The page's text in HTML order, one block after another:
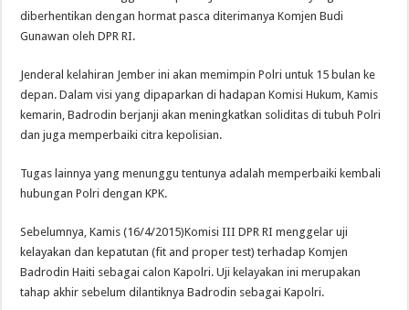
diberhentikan dengan hormat pasca diterimanya Komjen Budi
Gunawan oleh DPR RI.
Jenderal kelahiran Jember ini akan memimpin Polri untuk 15 bulan ke
depan. Dalam visi yang dipaparkan di hadapan Komisi Hukum, Kamis
kemarin, Badrodin berjanji akan meningkatkan soliditas di tubuh Polri
dan juga memperbaiki citra kepolisian.
Tugas lainnya yang menunggu tentunya adalah memperbaiki kembali
hubungan Polri dengan KPK.
Sebelumnya, Kamis (16/4/2015)Komisi III DPR RI menggelar uji
kelayakan dan kepatutan (fit and proper test) terhadap Komjen
Badrodin Haiti sebagai calon Kapolri. Uji kelayakan ini merupakan
tahap akhir sebelum dilantiknya Badrodin sebagai Kapolri.